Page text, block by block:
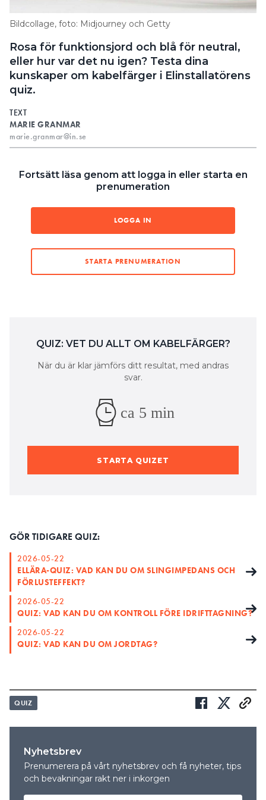
Search for:
SEARCH
Bildcollage, foto: Midjourney och Getty
Rosa för funktionsjord och blå för neutral,
eller hur var det nu igen? Testa dina
kunskaper om kabelfärger i Elinstallatörens
quiz.
TEXT
MARIE GRANMAR
marie.granmar@in.se
Fortsätt läsa genom att logga in eller starta en
prenumeration
LOGGA IN
STARTA PRENUMERATION
QUIZ: VET DU ALLT OM KABELFÄRGER?
När du är klar jämförs ditt resultat, med andras
svar.
ca 5 min
STARTA QUIZET
GÖR TIDIGARE QUIZ:
2026-05-22
ELLÄRA-QUIZ: VAD KAN DU OM SLINGIMPEDANS OCH
FÖRLUSTEFFEKT?
2026-05-22
QUIZ: VAD KAN DU OM KONTROLL FÖRE IDRIFTTAGNING?
2026-05-22
QUIZ: VAD KAN DU OM JORDTAG?
QUIZ
Nyhetsbrev
Prenumerera på vårt nyhetsbrev och få nyheter, tips
och bevakningar rakt ner i inkorgen